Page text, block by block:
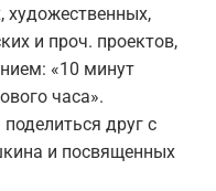
художественных,
и проч. проектов,
«10 минут
часа».
друг с
и посвященных